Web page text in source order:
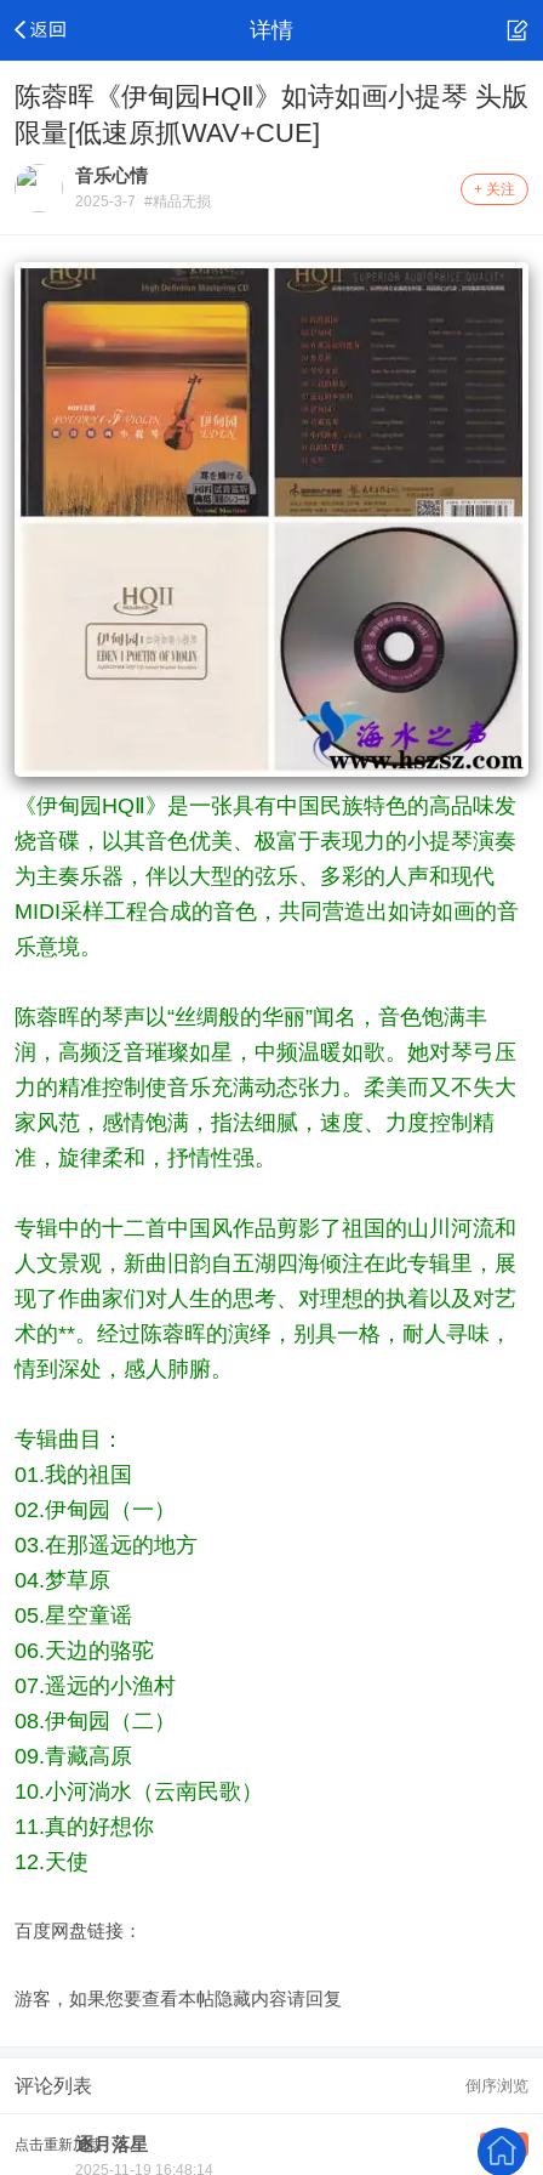
详情
陈蓉晖《伊甸园HQⅡ》如诗如画小提琴 头版
限量[低速原抓WAV+CUE]
音乐心情
2025-3-7 #精品无损
+ 关注
《伊甸园HQⅡ》是一张具有中国民族特色的高品味发
烧音碟，以其音色优美、极富于表现力的小提琴演奏
为主奏乐器，伴以大型的弦乐、多彩的人声和现代
MIDI采样工程合成的音色，共同营造出如诗如画的音
乐意境‌。
陈蓉晖的琴声以“丝绸般的华丽”闻名，音色饱满丰
润，高频泛音璀璨如星，中频温暖如歌。她对琴弓压
力的精准控制使音乐充满动态张力‌。柔美而又不失大
家风范，感情饱满，指法细腻，速度、力度控制精
准，旋律柔和，抒情性强‌。
专辑中的十二首中国风作品剪影了祖国的山川河流和
人文景观，新曲旧韵自五湖四海倾注在此专辑里，展
现了作曲家们对人生的思考、对理想的执着以及对艺
术的**‌。经过陈蓉晖的演绎，别具一格，耐人寻味，
情到深处，感人肺腑‌。
专辑曲目：
01.我的祖国
02.伊甸园（一）
03.在那遥远的地方
04.梦草原
05.星空童谣
06.天边的骆驼
07.遥远的小渔村
08.伊甸园（二）
09.青藏高原
10.小河淌水（云南民歌）
11.真的好想你
12.天使
百度网盘链接：
游客，如果您要查看本帖隐藏内容请回复
评论列表 倒序浏览
点击重新加载 沙发
逐月落星
2025-11-19 16:48:14